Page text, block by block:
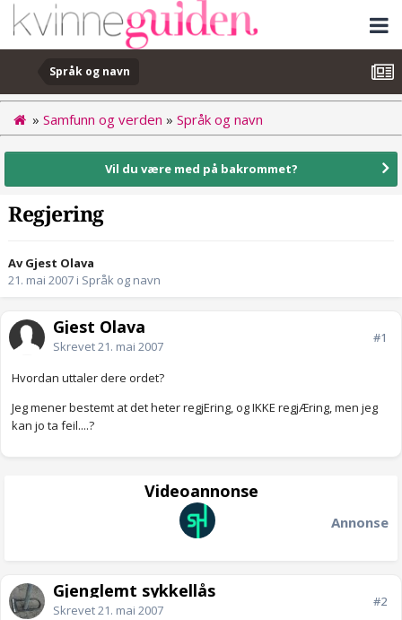
Språk og navn
» Samfunn og verden » Språk og navn
Vil du være med på bakrommet?
Regjering
Av Gjest Olava
21. mai 2007 i Språk og navn
Gjest Olava
Skrevet21. mai 2007
#1
Hvordan uttaler dere ordet?
Jeg mener bestemt at det heter regjEring, og IKKE regjÆring, men jeg
kan jo ta feil....?
Videoannonse
Annonse
Gjenglemt sykkellås
Skrevet21. mai 2007
#2